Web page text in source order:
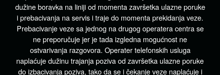
dužine boravka na liniji od momenta završetka ulazne poruke
i prebacivanja na servis i traje do momenta prekidanja veze.
Prebacivanje veze sa jednog na drugog operatera centra se
ne preporučuje jer je tada izgledna mogućnost ne
ostvarivanja razgovora. Operater telefonskih usluga
naplaćuje dužinu trajanja poziva od završetka ulazne poruke
do izbacivanja poziva, tako da se i čekanje veze naplaćuje i